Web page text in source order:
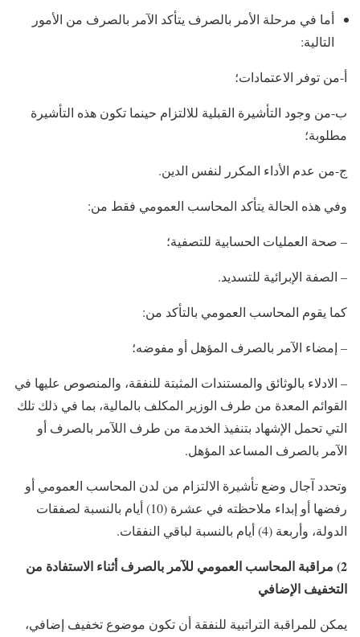
أما في مرحلة الأمر بالصرف يتأكد الآمر بالصرف من الأمور
التالية:
أ-من توفر الاعتمادات؛
ب-من وجود التأشيرة القبلية للالتزام حينما تكون هذه التأشيرة
مطلوبة؛
ج-من عدم الأداء المكرر لنفس الدين.
وفي هذه الحالة يتأكد المحاسب العمومي فقط من:
– صحة العمليات الحسابية للتصفية؛
– الصفة الإبرائية للتسديد.
كما يقوم المحاسب العمومي بالتأكد من:
– إمضاء الآمر بالصرف المؤهل أو مفوضه؛
– الادلاء بالوثائق والمستندات المثبتة للنفقة، والمنصوص عليها في
القوائم المعدة من طرف الوزير المكلف بالمالية، بما في ذلك تلك
التي تحمل الإشهاد بتنفيذ الخدمة من طرف اللآمر بالصرف أو
الآمر بالصرف المساعد المؤهل.
وتحدد آجال وضع تأشيرة الالتزام من لدن المحاسب العمومي أو
رفضها أو إبداء ملاحظته في عشرة (10) أيام بالنسبة لصفقات
الدولة، وأربعة (4) أيام بالنسبة لباقي النفقات.
2) مراقبة المحاسب العمومي للآمر بالصرف أثناء الاستفادة من
التخفيف الإضافي
يمكن للمراقبة التراتبية للنفقة أن تكون موضوع تخفيف إضافي،